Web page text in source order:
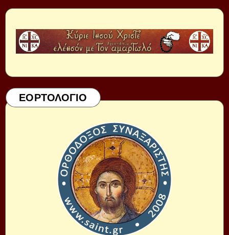
ΕΟΡΤΟΛΟΓΙΟ